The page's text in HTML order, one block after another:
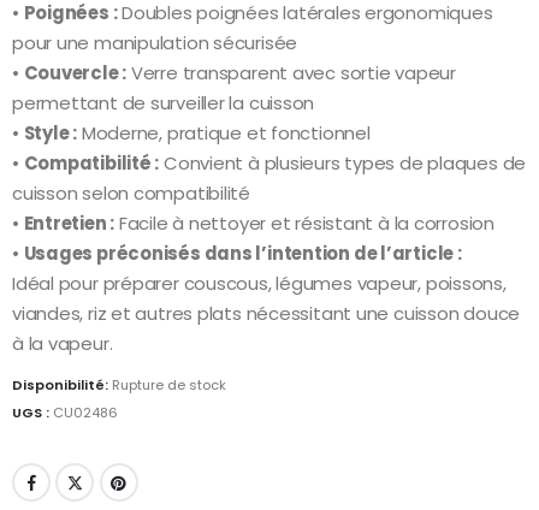
• Poignées :Doubles poignées latérales ergonomiques
pour une manipulation sécurisée
• Couvercle :Verre transparent avec sortie vapeur
permettant de surveiller la cuisson
• Style :Moderne, pratique et fonctionnel
• Compatibilité :Convient à plusieurs types de plaques de
cuisson selon compatibilité
• Entretien :Facile à nettoyer et résistant à la corrosion
• Usages préconisés dans l’intention de l’article :
Idéal pour préparer couscous, légumes vapeur, poissons,
viandes, riz et autres plats nécessitant une cuisson douce
à la vapeur.
Disponibilité: Rupture de stock
UGS : CU02486